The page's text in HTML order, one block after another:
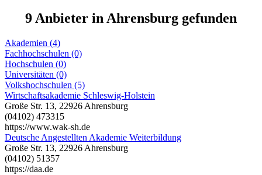
9 Anbieter in Ahrensburg gefunden
Akademien (4)
Fachhochschulen (0)
Hochschulen (0)
Universitäten (0)
Volkshochschulen (5)
Wirtschaftsakademie Schleswig-Holstein
Große Str. 13, 22926 Ahrensburg
(04102) 473315
https://www.wak-sh.de
Deutsche Angestellten Akademie Weiterbildung
Große Str. 13, 22926 Ahrensburg
(04102) 51357
https://daa.de